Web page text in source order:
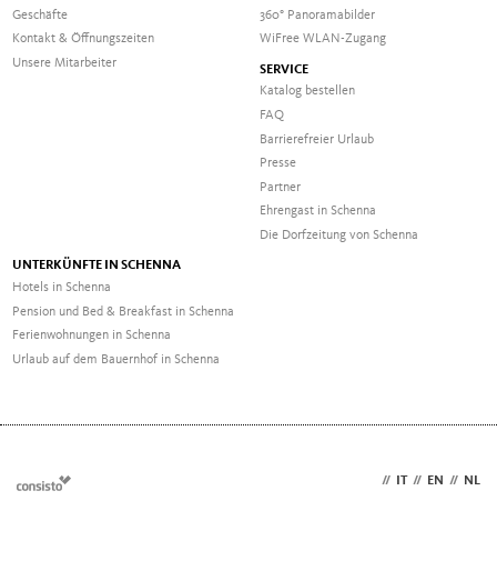
Geschäfte
Kontakt & Öffnungszeiten
Unsere Mitarbeiter
360° Panoramabilder
WiFree WLAN-Zugang
SERVICE
Katalog bestellen
FAQ
Barrierefreier Urlaub
Presse
Partner
Ehrengast in Schenna
Die Dorfzeitung von Schenna
UNTERKÜNFTE IN SCHENNA
Hotels in Schenna
Pension und Bed & Breakfast in Schenna
Ferienwohnungen in Schenna
Urlaub auf dem Bauernhof in Schenna
// // EN // NL